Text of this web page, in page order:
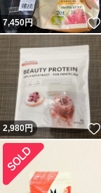
7,450円
2,980円